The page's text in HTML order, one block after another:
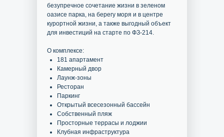
безупречное сочетание жизни в зеленом
оазисе парка, на берегу моря и в центре
курортной жизни, а также выгодный объект
для инвестиций на старте по ФЗ-214.
О комплексе:
181 апартамент
Камерный двор
Лаунж-зоны
Ресторан
Паркинг
Открытый всесезонный бассейн
Собственный пляж
Просторные террасы и лоджии
Клубная инфраструктура